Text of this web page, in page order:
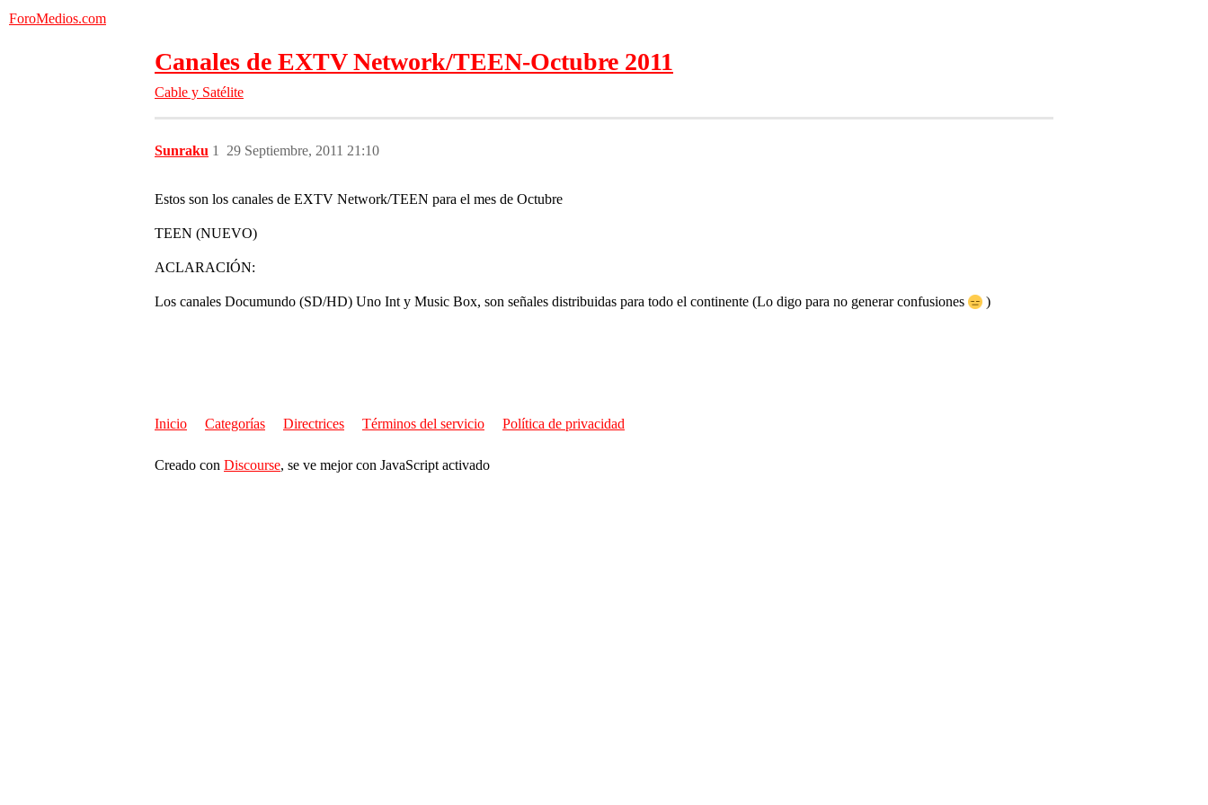
ForoMedios.com
Canales de EXTV Network/TEEN-Octubre 2011
Cable y Satélite
Sunraku 29 Septiembre, 2011 21:10
1
Estos son los canales de EXTV Network/TEEN para el mes de Octubre
TEEN (NUEVO)
ACLARACIÓN:
Los canales Documundo (SD/HD) Uno Int y Music Box, son señales distribuidas para todo el continente (Lo digo para no generar confusiones )
Inicio Categorías Directrices Términos del servicio Política de privacidad
Creado con Discourse, se ve mejor con JavaScript activado